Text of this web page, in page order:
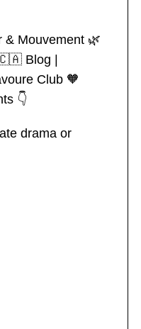
& Mouvement 🌿
🇨🇦Blog |
Club 🧡
👇
drama or